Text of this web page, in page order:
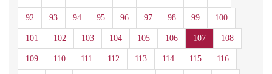
92 93 94 95 96 97 98 99 100
101 102 103 104 105 106 107 108
109 110 111 112 113 114 115 116